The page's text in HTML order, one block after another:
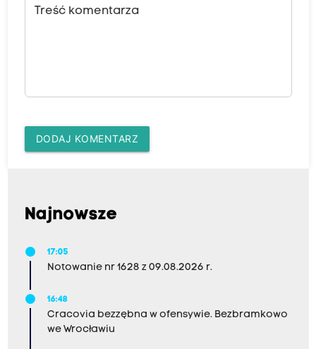
Treść komentarza
DODAJ KOMENTARZ
Najnowsze
17:05
Notowanie nr 1628 z 09.08.2026 r.
16:48
Cracovia bezzębna w ofensywie. Bezbramkowo
we Wrocławiu